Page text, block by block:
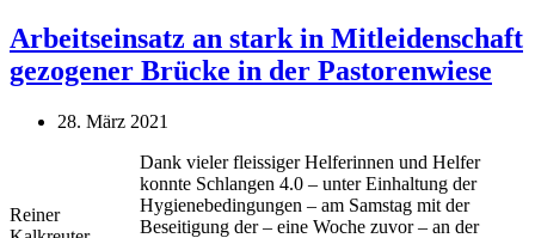
Arbeitseinsatz an stark in Mitleidenschaft
gezogener Brücke in der Pastorenwiese
28. März 2021
Reiner
Dank vieler fleissiger Helferinnen und Helfer
konnte Schlangen 4.0 – unter Einhaltung der
Hygienebedingungen – am Samstag mit der
Beseitigung der – eine Woche zuvor – an der